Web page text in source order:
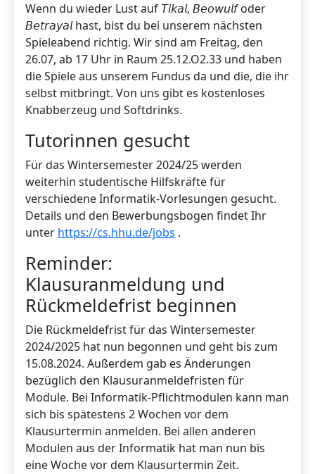
Wenn du wieder Lust auf 𝘛𝘪𝘬𝘢𝘭, 𝘉𝘦𝘰𝘸𝘶𝘭𝘧 oder
𝘉𝘦𝘵𝘳𝘢𝘺𝘢𝘭 hast, bist du bei unserem nächsten
Spieleabend richtig. Wir sind am Freitag, den
26.07, ab 17 Uhr in Raum 25.12.O2.33 und haben
die Spiele aus unserem Fundus da und die, die ihr
selbst mitbringt. Von uns gibt es kostenloses
Knabberzeug und Softdrinks.
Tutorinnen gesucht
Für das Wintersemester 2024/25 werden
weiterhin studentische Hilfskräfte für
verschiedene Informatik-Vorlesungen gesucht.
Details und den Bewerbungsbogen findet Ihr
unter https://cs.hhu.de/jobs .
Reminder:
Klausuranmeldung und
Rückmeldefrist beginnen
Die Rückmeldefrist für das Wintersemester
2024/2025 hat nun begonnen und geht bis zum
15.08.2024. Außerdem gab es Änderungen
bezüglich den Klausuranmeldefristen für
Module. Bei Informatik-Pflichtmodulen kann man
sich bis spätestens 2 Wochen vor dem
Klausurtermin anmelden. Bei allen anderen
Modulen aus der Informatik hat man nun bis
eine Woche vor dem Klausurtermin Zeit.